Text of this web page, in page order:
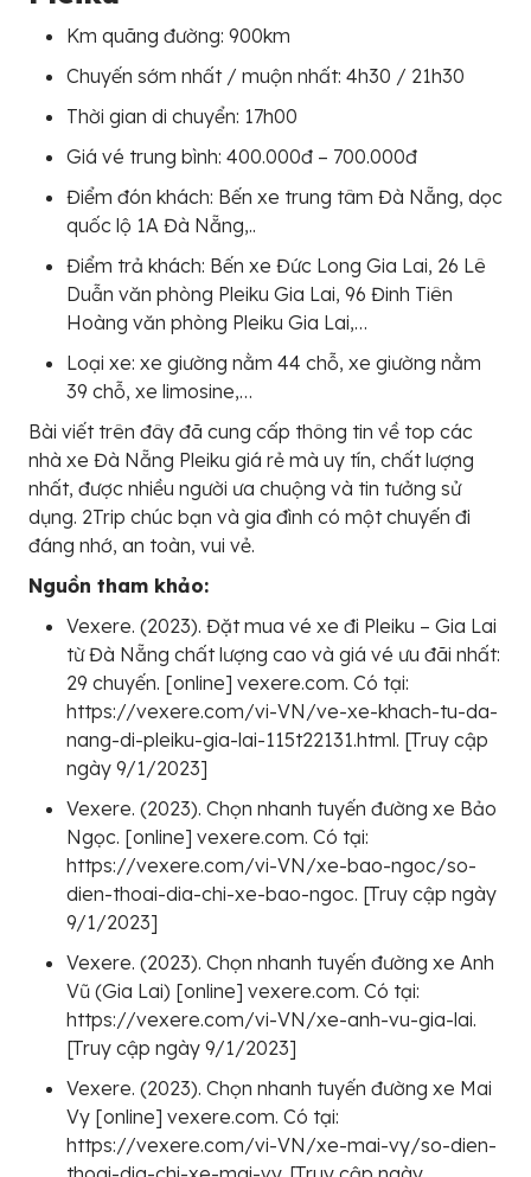
Km quãng đường: 900km
Chuyến sớm nhất / muộn nhất: 4h30 / 21h30
Thời gian di chuyển: 17h00
Giá vé trung bình: 400.000đ – 700.000đ
Điểm đón khách: Bến xe trung tâm Đà Nẵng, dọc
quốc lộ 1A Đà Nẵng,..
Điểm trả khách: Bến xe Đức Long Gia Lai, 26 Lê
Duẫn văn phòng Pleiku Gia Lai, 96 Đinh Tiên
Hoàng văn phòng Pleiku Gia Lai,…
Loại xe: xe giường nằm 44 chỗ, xe giường nằm
39 chỗ, xe limosine,…
Bài viết trên đây đã cung cấp thông tin về top các
nhà xe Đà Nẵng Pleiku giá rẻ mà uy tín, chất lượng
nhất, được nhiều người ưa chuộng và tin tưởng sử
dụng. 2Trip chúc bạn và gia đình có một chuyến đi
đáng nhớ, an toàn, vui vẻ.
Nguồn tham khảo:
Vexere. (2023). Đặt mua vé xe đi Pleiku – Gia Lai
từ Đà Nẵng chất lượng cao và giá vé ưu đãi nhất:
29 chuyến. [online] vexere.com. Có tại:
https://vexere.com/vi-VN/ve-xe-khach-tu-da-
nang-di-pleiku-gia-lai-115t22131.html. [Truy cập
ngày 9/1/2023]
Vexere. (2023). Chọn nhanh tuyến đường xe Bảo
Ngọc. [online] vexere.com. Có tại:
https://vexere.com/vi-VN/xe-bao-ngoc/so-
dien-thoai-dia-chi-xe-bao-ngoc. [Truy cập ngày
9/1/2023]
Vexere. (2023). Chọn nhanh tuyến đường xe Anh
Vũ (Gia Lai) [online] vexere.com. Có tại:
https://vexere.com/vi-VN/xe-anh-vu-gia-lai.
[Truy cập ngày 9/1/2023]
Vexere. (2023). Chọn nhanh tuyến đường xe Mai
Vy [online] vexere.com. Có tại:
https://vexere.com/vi-VN/xe-mai-vy/so-dien-